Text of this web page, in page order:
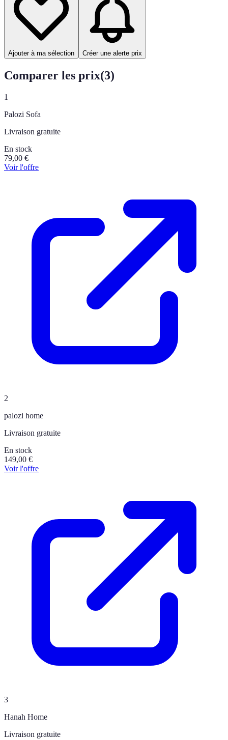
Ajouter à ma sélection Créer une alerte prix
Comparer les prix(3)
1
Palozi Sofa
Livraison gratuite
En stock
79,00 €
Voir l'offre
2
palozi home
Livraison gratuite
En stock
149,00 €
Voir l'offre
3
Hanah Home
Livraison gratuite